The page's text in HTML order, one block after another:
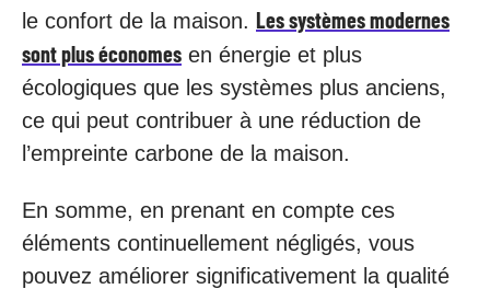
le confort de la maison. Les systèmes modernes
sont plus économes en énergie et plus
écologiques que les systèmes plus anciens,
ce qui peut contribuer à une réduction de
l’empreinte carbone de la maison.
En somme, en prenant en compte ces
éléments continuellement négligés, vous
pouvez améliorer significativement la qualité